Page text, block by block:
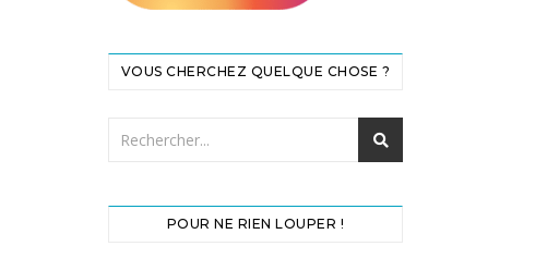
VOUS CHERCHEZ QUELQUE CHOSE ?
POUR NE RIEN LOUPER !